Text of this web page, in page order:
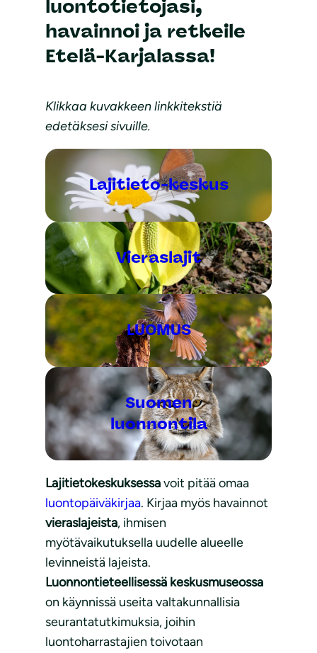
luontotietojasi,
havainnoi ja retkeile
Etelä-Karjalassa!
Klikkaa kuvakkeen linkkitekstiä
edetäksesi sivuille.
Lajitieto-keskus
Vieraslajit
LUOMUS
Suomen
luonnontila
Lajitietokeskuksessavoit pitää omaa
luontopäiväkirjaa. Kirjaa myös havainnot
vieraslajeista, ihmisen
myötävaikutuksella uudelle alueelle
levinneistä lajeista.
Luonnontieteellisessä keskusmuseossa
on käynnissä useita valtakunnallisia
seurantatutkimuksia, joihin
luontoharrastajien toivotaan